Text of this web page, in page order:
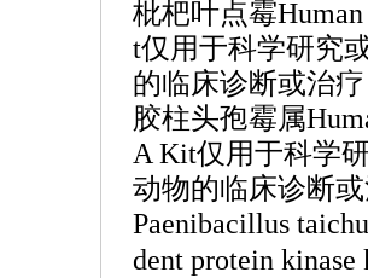
枇杷叶点霉
t仅用于科学研究
的临床诊断或治
胶柱头孢霉属
A Kit仅用于科学
动物的临床诊断
Paenibacillus
dent protein